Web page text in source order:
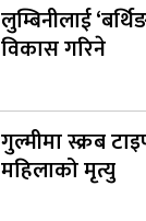
लुम्बिनीलाई
विकास गरिने
गुल्मीमा स्क्रब
महिलाको मृत्यु